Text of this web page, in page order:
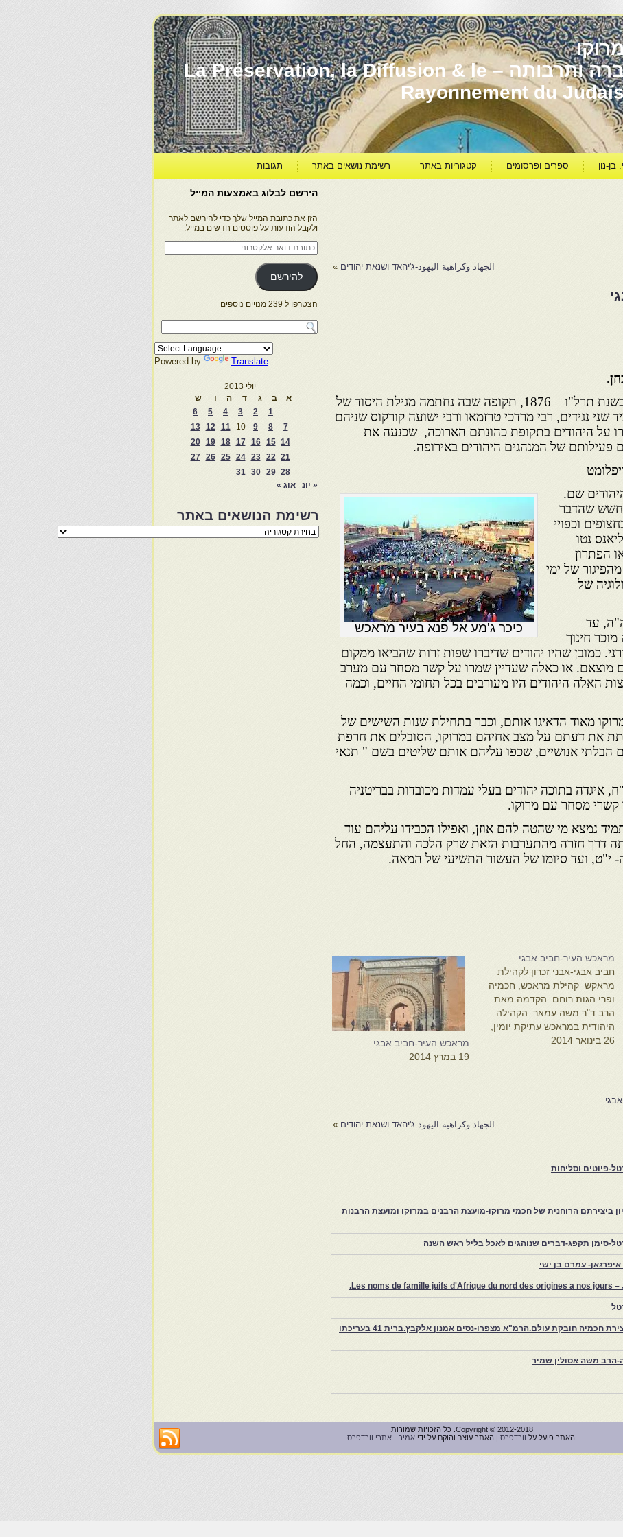
יהדות מרוקו עברה ותרבותה – La Préservation, la Diffusion & le
Rayonnement du
בן-נון ספרים ופרסומים קטגוריות באתר רשימת נושאים באתר תגובות
الجهاد وكراهية اليهود-ג'יהאד ושנאת יהודים »
הרב בן מוחא זצ"ל נתבש"ם בשנת תרל"ו – 1876, תקופה שבה נחתמה מגילת היסוד של
נגידים, רבי מרדכי טרזמאו ורבי ישועה קורקוס שניהם
על היהודים בתקופת כהונתם הארוכה, שכנעה את
של המנהגים היהודים באירופה.
כיכר ג'מע אל פנא בעיר מראכש
שם.
שהדבר
וכפויי
נטו
הפתרון
של ימי
של
עד
חינוך
כמובן שהיו יהודים שדיברו שפות זרות שהביאו ממקום
מוצאם. או כאלה שעדיין שמרו על קשר מסחר עם מערב
האלה היהודים היו מעורבים בכל תחומי החיים, וכמה
מאוד הדאיגו אותם, וכבר בתחילת שנות השישים של
את דעתם על מצב אחיהם במרוקו, הסובלים את חרפת
הבלתי אנושיים, שכפו עליהם אותם שליטים בשם " תנאי
איגדה בתוכה יהודים בעלי עמדות מכובדות בבריטניה
קשרי מסחר עם מרוקו.
נמצא מי שהטה להם אוזן, ואפילו הכבידו עליהם עוד
דרך חזרה מהתערבות הזאת שרק הלכה והתעצמה, החל
י"ט, ועד סיומו של העשור התשיעי של המאה.
מראכש העיר-חביב אבגי
חביב אבגי-אבני זכרון לקהילת
מראקש קהילת מראכש, חכמיה
ופרי הגות רוחם. הקדמה מאת
הרב ד"ר משה עמאר. הקהילה
היהודית במראכש עתיקת יומין,
שמה מוזכר במחצית הראשונה
26 בינואר 2014
מראכש העיר-חביב אבגי
19 במרץ 2014
الجهاد وكراهية اليهود-ג'יהאד ושנאת יהודים »
פיוטים וסליחות
ביצירתם הרוחנית של חכמי מרוקו-מועצת הרבנים במרוקו ומועצת הרבנות
סימן תקפג-דברים שנוהגים לאכל בליל ראש השנה
עמרם בן ישי
Les noms de famille juifs d'Afrique du nord des origines a nos jours –
צפרו – קהילה יהודית קטנה במרוקו, ויצירת חכמיה חובקת עולם.הרמ"א מצפרו-נסים אמנון אלקבץ.ברית 41 בעריכתו
הרב משה אסולין שמיר
הירשם לבלוג באמצעות המייל
הזן את כתובת המייל שלך כדי להירשם לאתר
ולקבל הודעות על פוסטים חדשים במייל.
כתובת
דואר
אלקטרוני
להירשם
הצטרפו ל 239 מנויים נוספים
Powered by Translate
יולי 2013
א
ב ג ד ה ו
ש
1
2
3
4
5
6
7
8
9
10
11
12
13
14
15
16
17
18
19
20
21
22
23
24
25
26
27
28
29
30
31
« יונ
אוג »
רשימת הנושאים באתר
רשימת
הנושאים
Copyright © 2012-2018. כל הזכויות שמורות.
האתר פועל על וורדפרס | האתר עוצב והוקם על ידי אמיר - אתרי וורדפרס